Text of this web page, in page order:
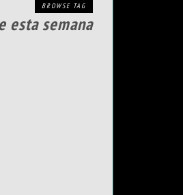
BROWSE TAG
esta semana